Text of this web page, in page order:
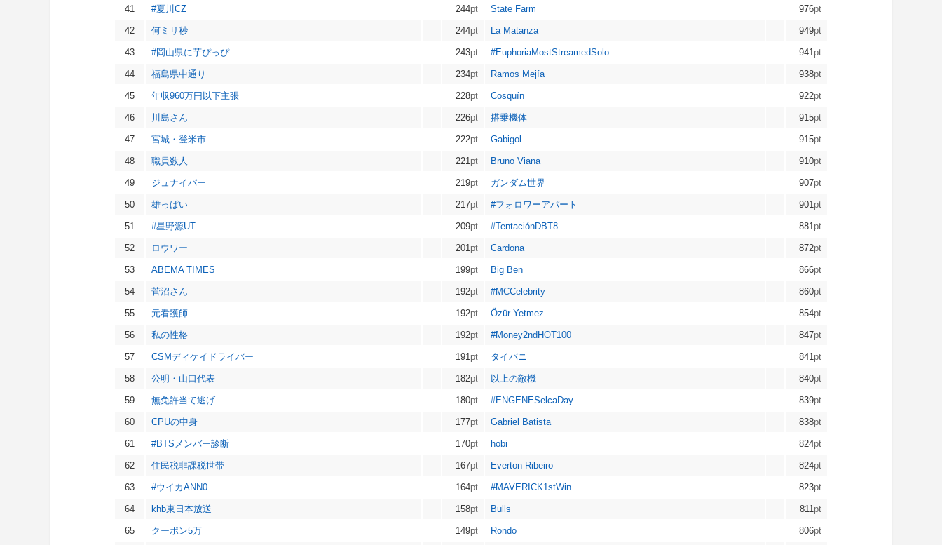
41 #夏川CZ 244pt State Farm 976pt
42 何ミリ秒 244pt La Matanza 949pt
43 #岡山県に芋ぴっぴ 243pt #EuphoriaMostStreamedSolo 941 pt
44 福島県中通り 234pt Ramos Mejía 938pt
45 年収960万円以下主張 228pt Cosquín 922pt
46 川島さん 226pt 搭乗機体 915pt
47 宮城・登米市 222pt Gabigol 915pt
48 職員数人 221 pt Bruno Viana 910pt
49 ジュナイパー 219pt ガンダム世界 907pt
50 雄っぱい 217pt #フォロワーアパート 901 pt
51 #星野源UT 209pt #TentaciónDBT8 881 pt
52 ロウワー 201 pt Cardona 872pt
53 ABEMA TIMES 199pt Big Ben 866pt
54 菅沼さん 192pt #MCCelebrity 860pt
55 元看護師 192pt Özür Yetmez 854pt
56 私の性格 192pt #Money2ndHOT100 847pt
57 CSMディケイドライバー 191 pt タイバニ 841 pt
58 公明・山口代表 182pt 以上の敵機 840pt
59 無免許当て逃げ 180pt #ENGENESelcaDay 839pt
60 CPUの中身 177pt Gabriel Batista 838pt
61 #BTSメンバー診断 170pt hobi 824pt
62 住民税非課税世帯 167pt Everton Ribeiro 824pt
63 #ウイカANN0 164pt #MAVERICK1stWin 823pt
64 khb東日本放送 158pt Bulls 811 pt
65 クーポン5万 149pt Rondo 806pt